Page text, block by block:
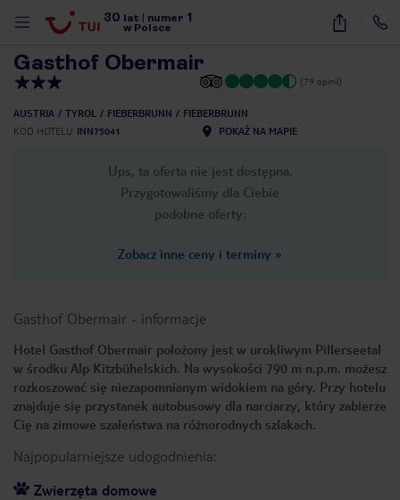
30 lat numer 1
w Polsce
24
Gasthof Obermair
(79 opinii)
AUSTRIA TYROL FIEBERBRUNN
FIEBERBRUNN
KOD HOTELU INN75041 POKAŻ NA MAPIE
Ups, ta oferta nie jest dostępna.
Przygotowaliśmy dla Ciebie
podobne oferty:
Zobacz inne ceny i terminy »
Gasthof Obermair - informacje
Hotel Gasthof Obermair położony jest w urokliwym Pillerseetal
w środku Alp Kitzbühelskich. Na wysokości 790 m n.p.m. możesz
rozkoszować się niezapomnianym widokiem na góry. Przy hotelu
znajduje się przystanek autobusowy dla narciarzy, który zabierze
Cię na zimowe szaleństwa na różnorodnych szlakach.
Najpopularniejsze udogodnienia:
Zwierzęta domowe